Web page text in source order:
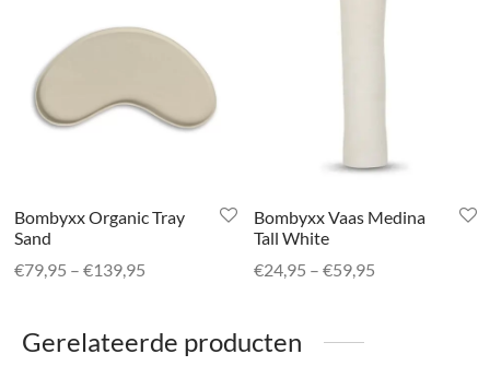
Bombyxx Organic Tray
Sand
€79,95 – €139,95Prijsklasse:
Bombyxx Vaas Medina
Tall White
€24,95 – €59,95Prijsklasse:
Gerelateerde producten